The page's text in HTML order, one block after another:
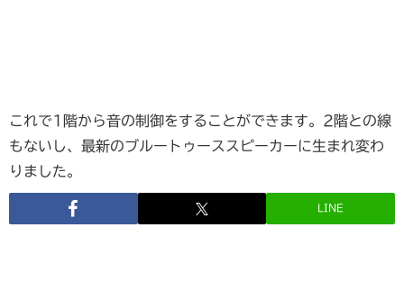
これで1階から音の制御をすることができます。2階との線
もないし、最新のブルートゥーススピーカーに生まれ変わ
りました。
LINE